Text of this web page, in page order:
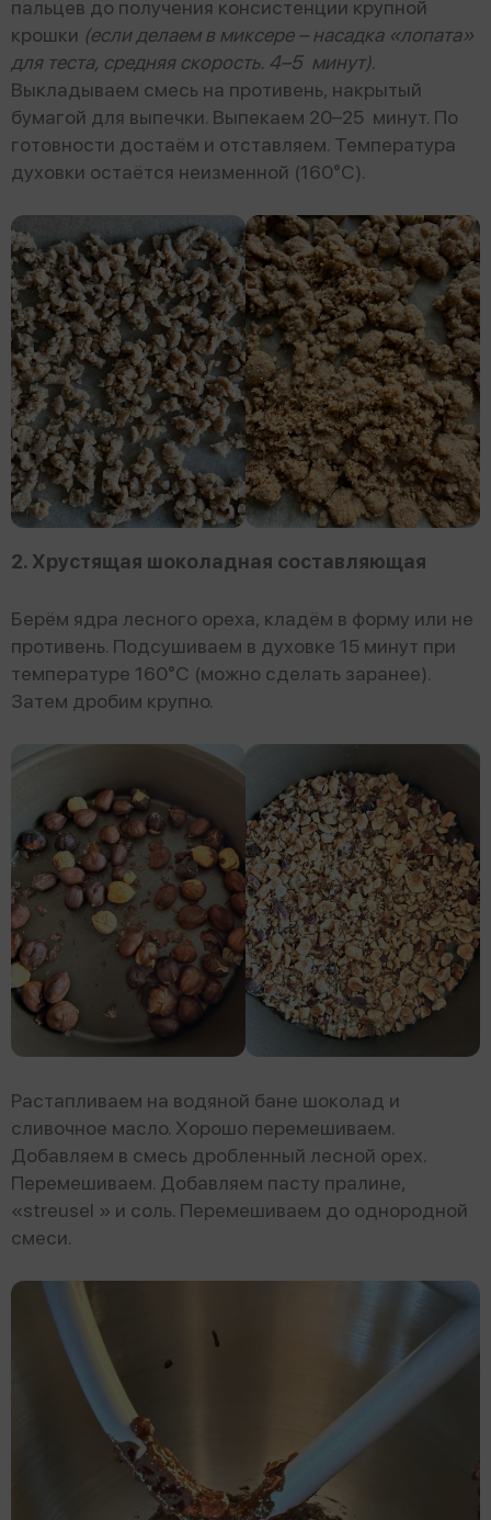
пальцев до получения консистенции крупной
крошки (если делаем в миксере – насадка «лопата»
для теста, средняя скорость. 4–5 минут).
Выкладываем смесь на противень, накрытый
бумагой для выпечки. Выпекаем 20–25 минут. По
готовности достаём и отставляем. Температура
духовки остаётся неизменной (160°С).
2. Хрустящая шоколадная составляющая
Берём ядра лесного ореха, кладём в форму или не
противень. Подсушиваем в духовке 15 минут при
температуре 160°С (можно сделать заранее).
Затем дробим крупно.
Растапливаем на водяной бане шоколад и
сливочное масло. Хорошо перемешиваем.
Добавляем в смесь дробленный лесной орех.
Перемешиваем. Добавляем пасту пралине,
«streusel » и соль. Перемешиваем до однородной
смеси.